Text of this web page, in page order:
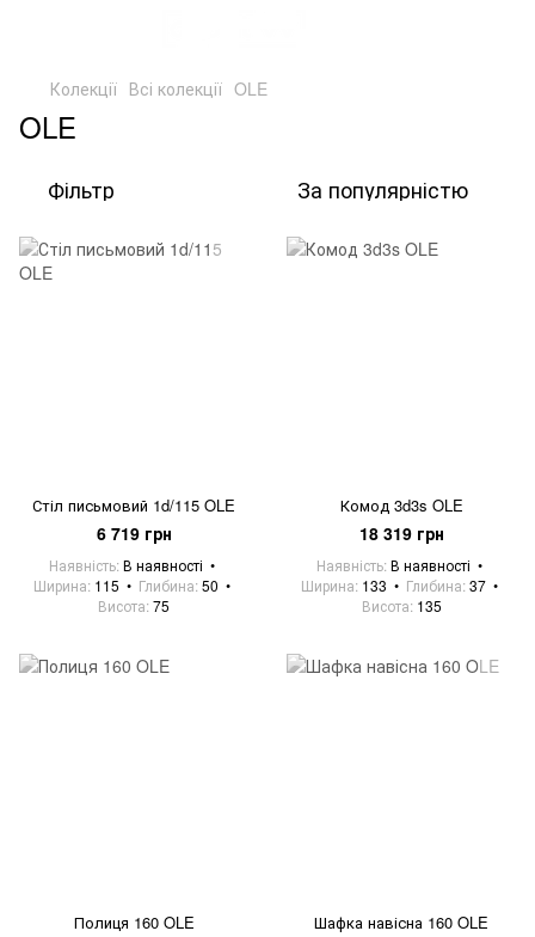
Колекції Всі колекції OLE
OLE
Фільтр За популярністю
Стіл письмовий 1d/115 OLE
6 719 грн
Наявність В наявності
Ширина 115 Глибина 50
Висота 75
Комод 3d3s OLE
18 319 грн
Наявність В наявності
Ширина 133 Глибина 37
Висота 135
Полиця 160 OLE Шафка навісна 160 OLE